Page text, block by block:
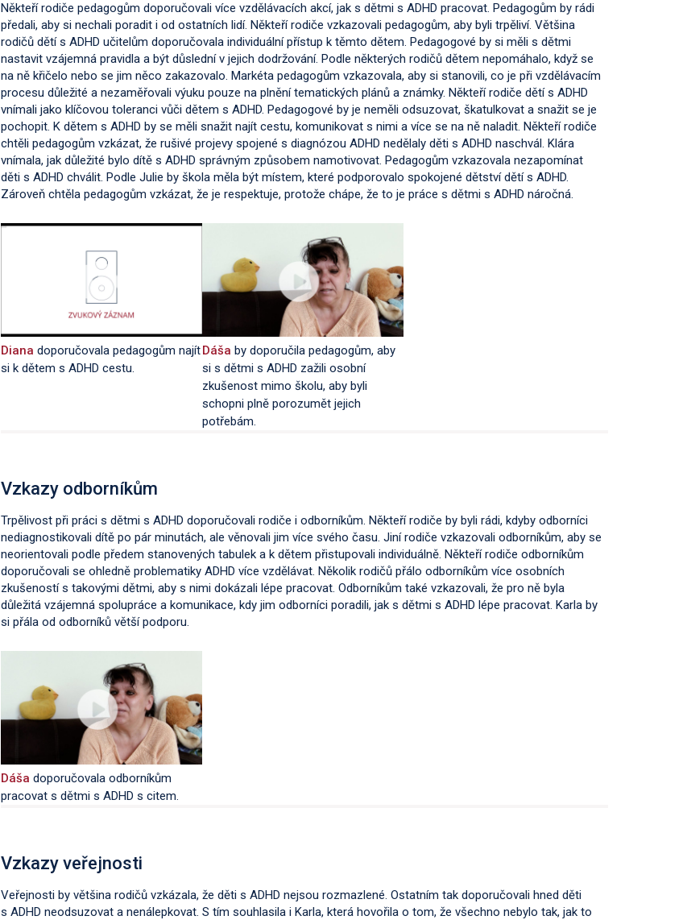
Někteří rodiče pedagogům doporučovali více vzdělávacích akcí, jak s dětmi s ADHD pracovat. Pedagogům by rádi
předali, aby si nechali poradit i od ostatních lidí. Někteří rodiče vzkazovali pedagogům, aby byli trpěliví. Většina
rodičů dětí s ADHD učitelům doporučovala individuální přístup k těmto dětem. Pedagogové by si měli s dětmi
nastavit vzájemná pravidla a být důslední v jejich dodržování. Podle některých rodičů dětem nepomáhalo, když se
na ně křičelo nebo se jim něco zakazovalo. Markéta pedagogům vzkazovala, aby si stanovili, co je při vzdělávacím
procesu důležité a nezaměřovali výuku pouze na plnění tematických plánů a známky. Někteří rodiče dětí s ADHD
vnímali jako klíčovou toleranci vůči dětem s ADHD. Pedagogové by je neměli odsuzovat, škatulkovat a snažit se je
pochopit. K dětem s ADHD by se měli snažit najít cestu, komunikovat s nimi a více se na ně naladit. Někteří rodiče
chtěli pedagogům vzkázat, že rušivé projevy spojené s diagnózou ADHD nedělaly děti s ADHD naschvál. Klára
vnímala, jak důležité bylo dítě s ADHD správným způsobem namotivovat. Pedagogům vzkazovala nezapomínat
děti s ADHD chválit. Podle Julie by škola měla být místem, které podporovalo spokojené dětství dětí s ADHD.
Zároveň chtěla pedagogům vzkázat, že je respektuje, protože chápe, že to je práce s dětmi s ADHD náročná.
Diana doporučovala pedagogům najít
si k dětem s ADHD cestu.
Dáša by doporučila pedagogům, aby
si s dětmi s ADHD zažili osobní
zkušenost mimo školu, aby byli
schopni plně porozumět jejich
potřebám.
Vzkazy odborníkům
Trpělivost při práci s dětmi s ADHD doporučovali rodiče i odborníkům. Někteří rodiče by byli rádi, kdyby odborníci
nediagnostikovali dítě po pár minutách, ale věnovali jim více svého času. Jiní rodiče vzkazovali odborníkům, aby se
neorientovali podle předem stanovených tabulek a k dětem přistupovali individuálně. Někteří rodiče odborníkům
doporučovali se ohledně problematiky ADHD více vzdělávat. Několik rodičů přálo odborníkům více osobních
zkušeností s takovými dětmi, aby s nimi dokázali lépe pracovat. Odborníkům také vzkazovali, že pro ně byla
důležitá vzájemná spolupráce a komunikace, kdy jim odborníci poradili, jak s dětmi s ADHD lépe pracovat. Karla by
si přála od odborníků větší podporu.
Dáša doporučovala odborníkům
pracovat s dětmi s ADHD s citem.
Vzkazy veřejnosti
Veřejnosti by většina rodičů vzkázala, že děti s ADHD nejsou rozmazlené. Ostatním tak doporučovali hned děti
s ADHD neodsuzovat a nenálepkovat. S tím souhlasila i Karla, která hovořila o tom, že všechno nebylo tak, jak to